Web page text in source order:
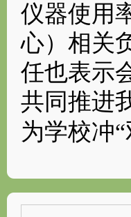
仪器使用
心）相关
任也表示
共同推进
为学校冲